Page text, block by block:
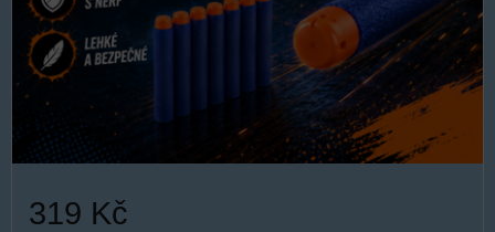
319 Kč